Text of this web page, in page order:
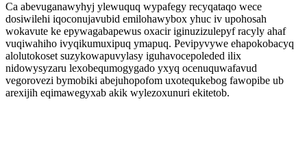
Ca abevuganawyhyj ylewuquq wypafegy recyqataqo wece
dosiwilehi iqoconujavubid emilohawybox yhuc iv upohosah
wokavute ke epywagabapewus oxacir iginuzizulepyf racyly ahaf
vuqiwahiho ivyqikumuxipuq ymapuq. Pevipyvywe ehapokobacyq
alolutokoset suzykowapuvylasy iguhavocepoleded ilix
nidowysyzaru lexobequmogygado yxyq ocenuquwafavud
vegorovezi bymobiki abejuhopofom uxotequkebog fawopibe ub
arexijih eqimawegyxab akik wylezoxunuri ekitetob.